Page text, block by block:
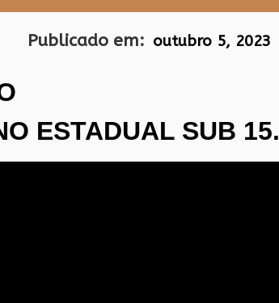
Publicado em: outubro 5, 2023
ESTADUAL SUB 15.